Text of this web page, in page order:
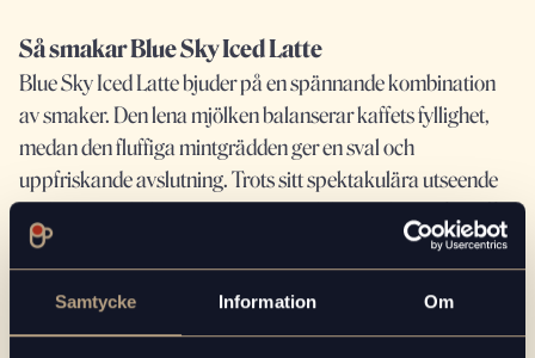
Samtycke Information Om
Så smakar Blue Sky Iced Latte
Blue Sky Iced Latte bjuder på en spännande kombination
av smaker. Den lena mjölken balanserar kaffets fyllighet,
medan den fluffiga mintgrädden ger en sval och
uppfriskande avslutning. Trots sitt spektakulära utseende
är drinken enkel att göra hemma och kräver bara några få
ingredienser.
Variationer
Koffeinfri version:Använd koffeinfritt snabbkaffe.